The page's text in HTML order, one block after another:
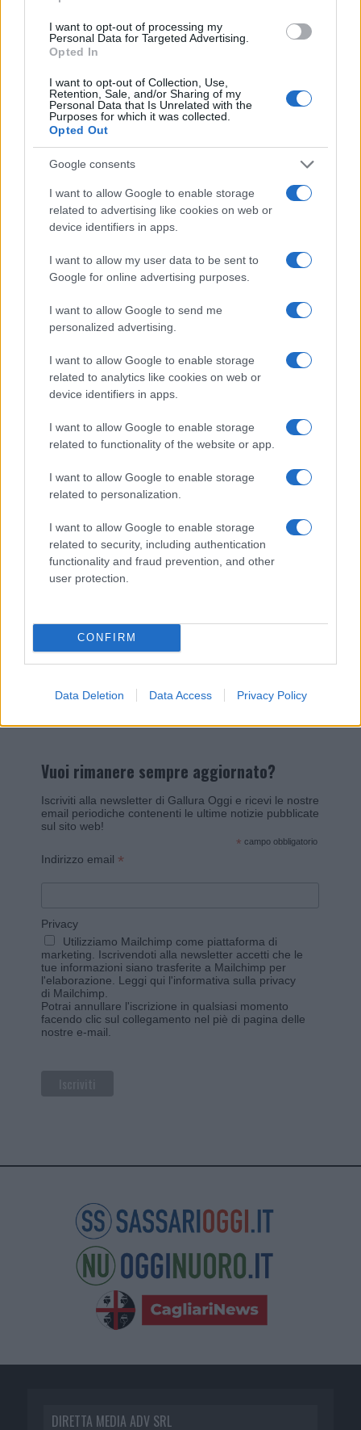
I want to opt-out of processing my
Personal Data for Targeted Advertising.
Opted In
I want to opt-out of Collection, Use,
Retention, Sale, and/or Sharing of my
Personal Data that Is Unrelated with the
Purposes for which it was collected.
Opted Out
Google consents
I want to allow Google to enable storage
related to advertising like cookies on web or
device identifiers in apps.
I want to allow my user data to be sent to
Google for online advertising purposes.
I want to allow Google to send me
personalized advertising.
I want to allow Google to enable storage
related to analytics like cookies on web or
device identifiers in apps.
I want to allow Google to enable storage
related to functionality of the website or app.
I want to allow Google to enable storage
related to personalization.
I want to allow Google to enable storage
related to security, including authentication
functionality and fraud prevention, and other
user protection.
CONFIRM
Data Deletion Data Access Privacy Policy
NECROLOGIE
Mario Malu
I nostri cari
I nostri cari
I nostri cari
Giovannimaria Cabras
Invia un Comunicato Stampa|Pubblicità|Segnala
Vuoi rimanere sempre aggiornato?
Iscriviti alla newsletter di Gallura Oggi e ricevi le nostre
email periodiche contenenti le ultime notizie pubblicate
sul sito web!
* campo obbligatorio
Indirizzo email *
Privacy
Utilizziamo Mailchimp come piattaforma di
marketing. Iscrivendoti alla newsletter accetti che le
tue informazioni siano trasferite a Mailchimp per
l'elaborazione. Leggi qui l'informativa sulla privacy
di Mailchimp
Potrai annullare l'iscrizione in qualsiasi momento
facendo clic sul collegamento nel piè di pagina delle
nostre e-mail.
DIRETTA MEDIA ADV SRL